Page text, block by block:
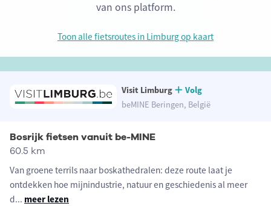
van ons platform.
Toon alle fietsroutes in Limburg op kaart
Visit Limburg
Volg
beMINE Beringen, België
Bosrijk fietsen vanuit be-MINE
60.5 km
Van groene terrils naar boskathedralen: deze route laat je
ontdekken hoe mijnindustrie, natuur en geschiedenis al meer
d... meer lezen